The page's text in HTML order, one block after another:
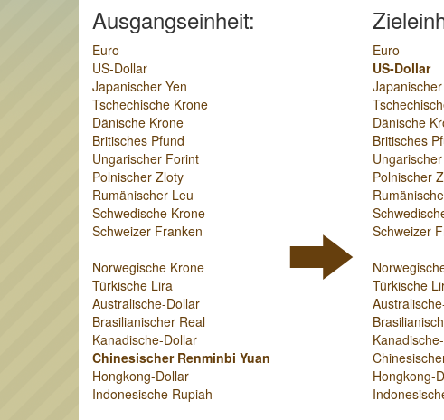
Ausgangseinheit:
Euro
US-Dollar
Japanischer Yen
Tschechische Krone
Dänische Krone
Britisches Pfund
Ungarischer Forint
Polnischer Zloty
Rumänischer Leu
Schwedische Krone
Schweizer Franken
Norwegische Krone
Türkische Lira
Australische-Dollar
Brasilianischer Real
Kanadische-Dollar
Chinesischer Renminbi Yuan
Hongkong-Dollar
Indonesische Rupiah
Euro
US-Dollar
Japanischer
Dänische
Britisches
Polnischer
Schweizer
Türkische
Hongkong-